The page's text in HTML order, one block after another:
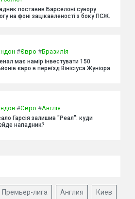
поставив Барселоні сувору
на фоні зацікавленості з боку ПСЖ.
#Євро #Бразилія
має намір інвестувати 150
євро в переїзд Вінісіуса Жуніора.
#Євро #Англія
Гарсія залишив "Реал": куди
нападник?
Премьер-лига Англия Киев